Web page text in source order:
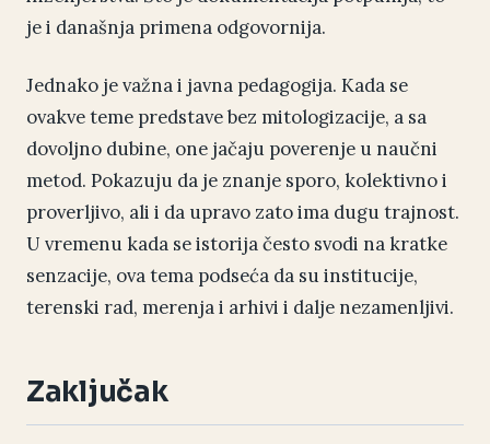
je i današnja primena odgovornija.
Jednako je važna i javna pedagogija. Kada se
ovakve teme predstave bez mitologizacije, a sa
dovoljno dubine, one jačaju poverenje u naučni
metod. Pokazuju da je znanje sporo, kolektivno i
proverljivo, ali i da upravo zato ima dugu trajnost.
U vremenu kada se istorija često svodi na kratke
senzacije, ova tema podseća da su institucije,
terenski rad, merenja i arhivi i dalje nezamenljivi.
Zaključak